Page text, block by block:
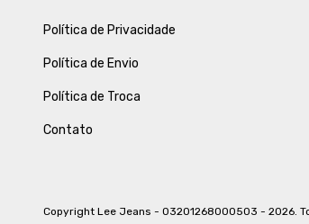
Política de Privacidade
Política de Envio
Política de Troca
Contato
Copyright Lee Jeans - 03201268000503 - 2026.